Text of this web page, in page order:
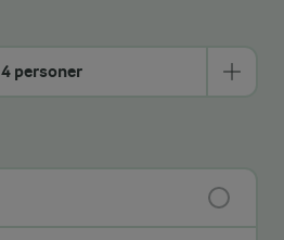
4 personer